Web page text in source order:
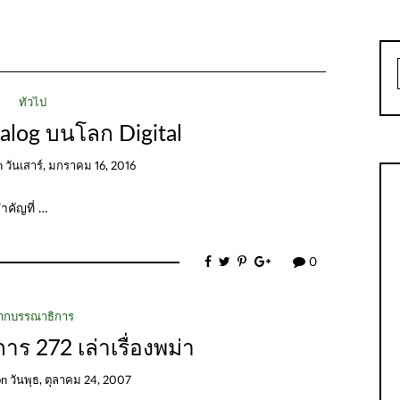
ทั่วไป
บนโลก Digital
วันเสาร์, มกราคม 16, 2016
ำคัญที่ …
0
กบรรณาธิการ
272 เล่าเรื่องพม่า
วันพุธ, ตุลาคม 24, 2007